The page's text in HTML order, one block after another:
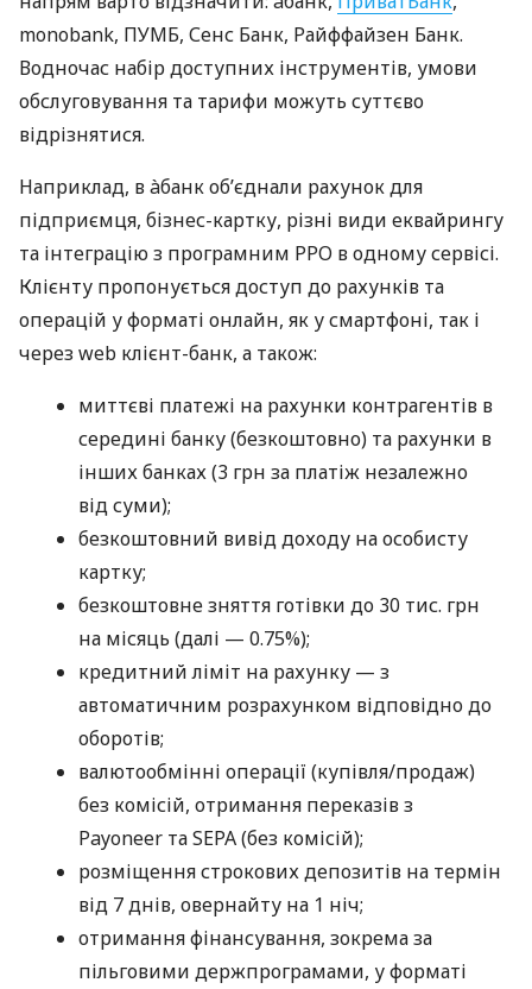
monobank, ПУМБ, Сенс Банк, Райффайзен Банк.
Водночас набір доступних інструментів, умови
обслуговування та тарифи можуть суттєво
відрізнятися.
Наприклад, в àбанк об’єднали рахунок для
підприємця, бізнес-картку, різні види еквайрингу
та інтеграцію з програмним РРО в одному сервісі.
Клієнту пропонується доступ до рахунків та
операцій у форматі онлайн, як у смартфоні, так і
через web клієнт-банк, а також:
миттєві платежі на рахунки контрагентів в
середині банку (безкоштовно) та рахунки в
інших банках (3 грн за платіж незалежно
від суми);
безкоштовний вивід доходу на особисту
картку;
безкоштовне зняття готівки до 30 тис. грн
на місяць (далі — 0.75%);
кредитний ліміт на рахунку — з
автоматичним розрахунком відповідно до
оборотів;
валютообмінні операції (купівля/продаж)
без комісій, отримання переказів з
Payoneer та SEPA (без комісій);
розміщення строкових депозитів на термін
від 7 днів, овернайту на 1 ніч;
отримання фінансування, зокрема за
пільговими держпрограмами, у форматі